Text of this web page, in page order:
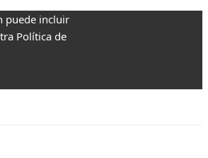
puede incluir
Política de